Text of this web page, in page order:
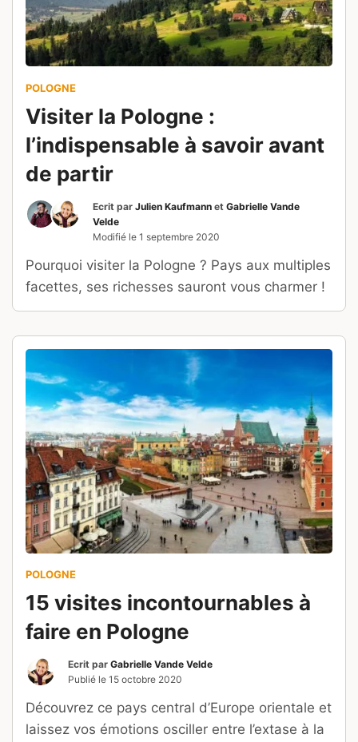
POLOGNE
Visiter la Pologne :
l’indispensable à savoir avant
de partir
Ecrit par Julien Kaufmann et Gabrielle Vande
Velde
Modifié le 1 septembre 2020
Pourquoi visiter la Pologne ? Pays aux multiples
facettes, ses richesses sauront vous charmer !
POLOGNE
15 visites incontournables à
faire en Pologne
Ecrit par Gabrielle Vande Velde
Publié le 15 octobre 2020
Découvrez ce pays central d’Europe orientale et
laissez vos émotions osciller entre l’extase à la